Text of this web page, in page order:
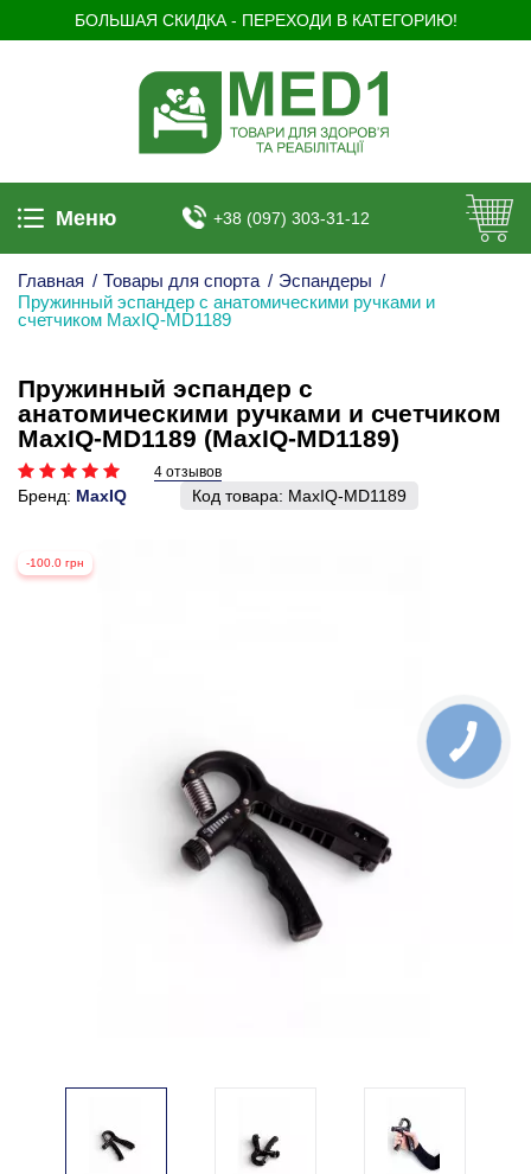
БОЛЬШАЯ СКИДКА - ПЕРЕХОДИ В КАТЕГОРИЮ!
Меню +38 (097) 303-31-12
Главная / Товары для спорта / Эспандеры /
Пружинный эспандер с анатомическими ручками и
счетчиком MaxIQ-MD1189
Пружинный эспандер с
анатомическими ручками и счетчиком
MaxIQ-MD1189 (MaxIQ-MD1189)
4 отзывов
Бренд: MaxIQ Код товара: MaxIQ-MD1189
-100.0 грн